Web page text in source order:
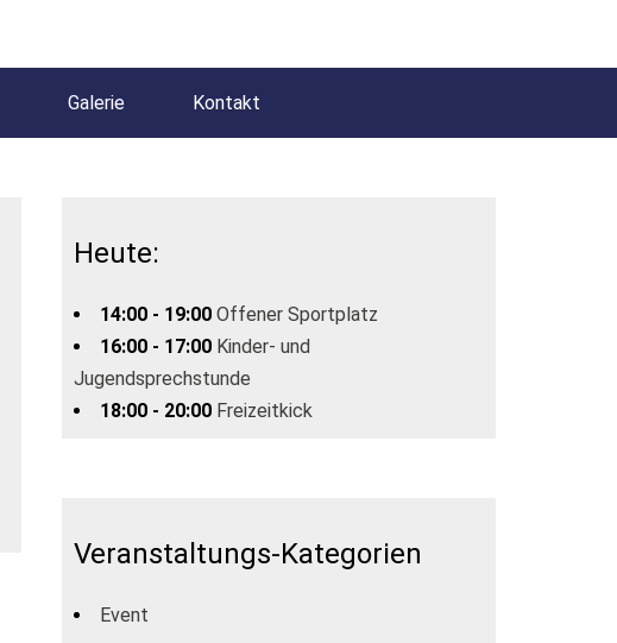
Galerie Kontakt
Heute:
14:00 - 19:00 Offener Sportplatz
16:00 - 17:00 Kinder- und
Jugendsprechstunde
18:00 - 20:00 Freizeitkick
Veranstaltungs-Kategorien
Event